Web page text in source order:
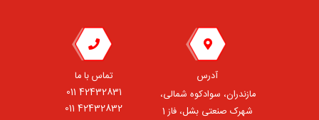
آدرس
مازندران، سوادکوه شمالی،
شهرک صنعتی بشل، فاز 1
تماس با ما
42432831 011
42432832 011